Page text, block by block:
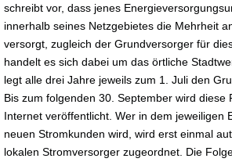
schreibt vor, dass jenes
innerhalb seines Netzgebietes die Mehrheit
versorgt, zugleich der Grundversorger für
handelt es sich dabei um das örtliche
legt alle drei Jahre jeweils zum 1. Juli den
Bis zum folgenden 30. September wird diese
Internet veröffentlicht. Wer in dem jeweiligen
neuen Stromkunden wird, wird erst einmal
lokalen Stromversorger zugeordnet. Die